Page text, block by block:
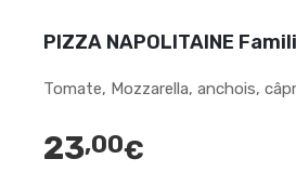
PIZZA NAPOLITAINE
Tomate, Mozzarella, anchois,
23,00€